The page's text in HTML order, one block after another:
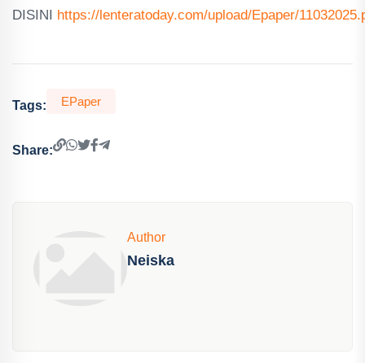
DISINI https://lenteratoday.com/upload/Epaper/
Tags: EPaper
Share:
Author
Neiska